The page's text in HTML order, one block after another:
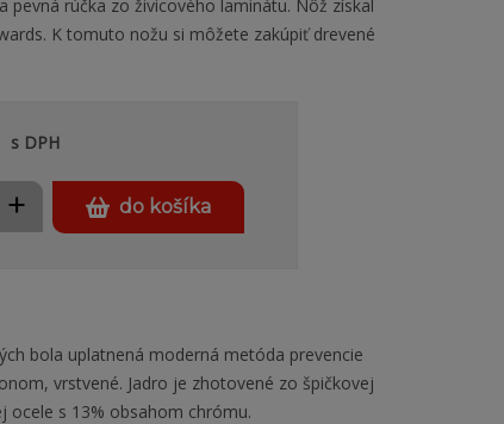
pevná rúčka zo živicového laminátu. Nôž získal
K tomuto nožu si môžete zakúpiť drevené
s DPH
+ do košíka
bola uplatnená moderná metóda prevencie
vrstvené. Jadro je zhotovené zo špičkovej
ocele s 13% obsahom chrómu.